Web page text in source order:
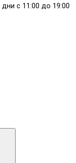
с 11:00 до 19:00